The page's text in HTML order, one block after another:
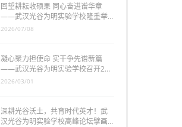
回望耕耘收硕果 同心奋进谱华章
——武汉光谷为明实验学校隆重举…
2026/07/08
凝心聚力担使命 实干争先谱新篇
——武汉光谷为明实验学校召开2…
2026/03/01
深耕光谷沃土，共育时代英才！武
汉光谷为明实验学校高峰论坛擘画…